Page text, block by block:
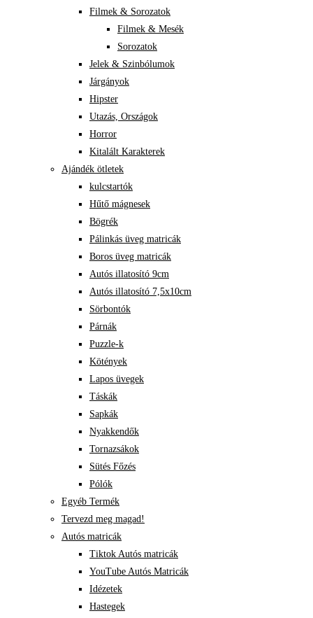
Filmek & Sorozatok
Filmek & Mesék
Sorozatok
Jelek & Szinbólumok
Járgányok
Hipster
Utazás, Országok
Horror
Kitalált Karakterek
Ajándék ötletek
kulcstartók
Hűtő mágnesek
Bögrék
Pálinkás üveg matricák
Boros üveg matricák
Autós illatosító 9cm
Autós illatosító 7,5x10cm
Sörbontók
Párnák
Puzzle-k
Kötények
Lapos üvegek
Táskák
Sapkák
Nyakkendők
Tornazsákok
Sütés Főzés
Pólók
Egyéb Termék
Tervezd meg magad!
Autós matricák
Tiktok Autós matricák
YouTube Autós Matricák
Idézetek
Hastegek